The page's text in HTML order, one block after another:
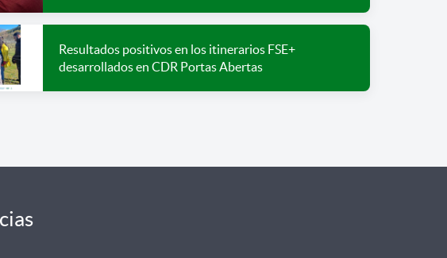
Resultados positivos en los itinerarios FSE+
desarrollados en CDR Portas Abertas